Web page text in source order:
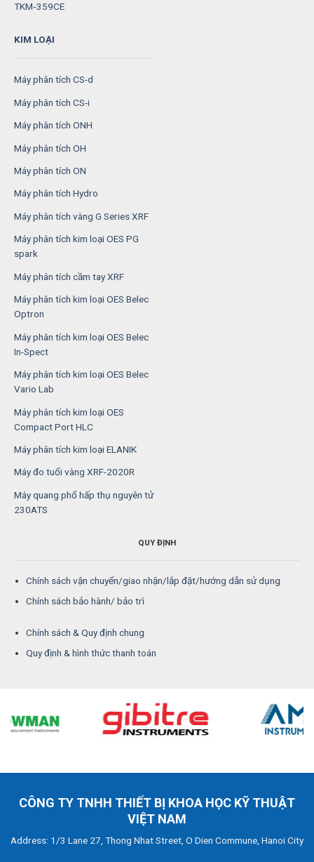
TKM‑359CE
KIM LOẠI
Máy phân tích CS-d
Máy phân tích CS-i
Máy phân tích ONH
Máy phân tích OH
Máy phân tích ON
Máy phân tích Hydro
Máy phân tích vàng G Series XRF
Máy phân tích kim loại OES PG
spark
Máy phân tích cầm tay XRF
Máy phân tích kim loại OES Belec
Optron
Máy phân tích kim loại OES Belec
In-Spect
Máy phân tích kim loại OES Belec
Vario Lab
Máy phân tích kim loại OES
Compact Port HLC
Máy phân tích kim loại ELANIK
Máy đo tuổi vàng XRF-2020R
Máy quang phổ hấp thụ nguyên tử
230ATS
QUY ĐỊNH
Chính sách vận chuyển/giao nhận/lắp đặt/hướng dẫn sử dụng
Chính sách bảo hành/ bảo trì
Chính sách & Quy định chung
Quy định & hình thức thanh toán
CÔNG TY TNHH THIẾT BỊ KHOA HỌC KỸ THUẬT
VIỆT NAM
Address: 1/3 Lane 27, Thong Nhat Street, O Dien Commune, Hanoi City